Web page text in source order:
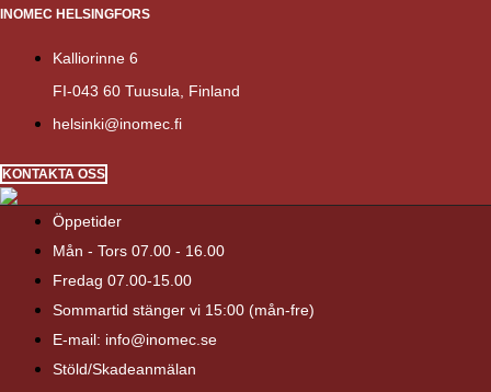
INOMEC HELSINGFORS
Kalliorinne 6
FI-043 60 Tuusula, Finland
helsinki@inomec.fi
KONTAKTA OSS
Öppetider
Mån - Tors 07.00 - 16.00
Fredag 07.00-15.00
Sommartid stänger vi 15:00 (mån-fre)
E-mail: info@inomec.se
Stöld/Skadeanmälan